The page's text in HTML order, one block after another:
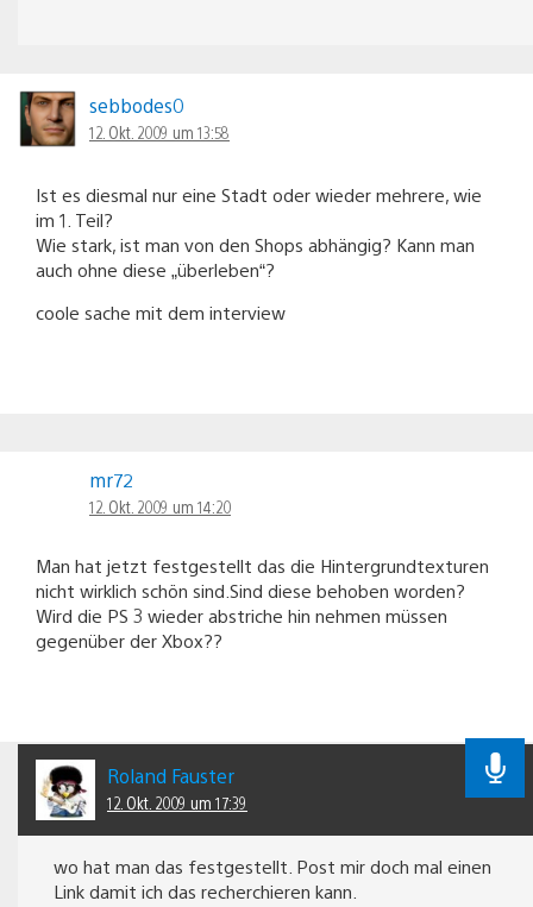
sebbodes0
12. Okt. 2009 um 13:58
Ist es diesmal nur eine Stadt oder wieder mehrere, wie
im 1. Teil?
Wie stark, ist man von den Shops abhängig? Kann man
auch ohne diese „überleben“?
coole sache mit dem interview
mr72
12. Okt. 2009 um 14:20
Man hat jetzt festgestellt das die Hintergrundtexturen
nicht wirklich schön sind.Sind diese behoben worden?
Wird die PS 3 wieder abstriche hin nehmen müssen
gegenüber der Xbox??
Roland Fauster
12. Okt. 2009 um 17:39
wo hat man das festgestellt. Post mir doch mal einen
Link damit ich das recherchieren kann.